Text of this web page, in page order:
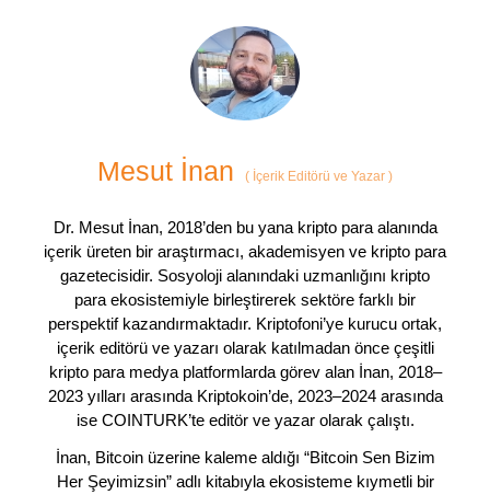
Mesut İnan ( İçerik Editörü ve Yazar )
Dr. Mesut İnan, 2018’den bu yana kripto para alanında
içerik üreten bir araştırmacı, akademisyen ve kripto para
gazetecisidir. Sosyoloji alanındaki uzmanlığını kripto
para ekosistemiyle birleştirerek sektöre farklı bir
perspektif kazandırmaktadır. Kriptofoni’ye kurucu ortak,
içerik editörü ve yazarı olarak katılmadan önce çeşitli
kripto para medya platformlarda görev alan İnan, 2018–
2023 yılları arasında Kriptokoin’de, 2023–2024 arasında
ise COINTURK’te editör ve yazar olarak çalıştı.
İnan, Bitcoin üzerine kaleme aldığı “Bitcoin Sen Bizim
Her Şeyimizsin” adlı kitabıyla ekosisteme kıymetli bir